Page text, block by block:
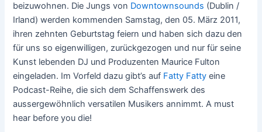
beizuwohnen. Die Jungs von Downtownsounds (Dublin /
Irland) werden kommenden Samstag, den 05. März 2011,
ihren zehnten Geburtstag feiern und haben sich dazu den
für uns so eigenwilligen, zurückgezogen und nur für seine
Kunst lebenden DJ und Produzenten Maurice Fulton
eingeladen. Im Vorfeld dazu gibt’s auf Fatty Fatty eine
Podcast-Reihe, die sich dem Schaffenswerk des
aussergewöhnlich versatilen Musikers annimmt. A must
hear before you die!